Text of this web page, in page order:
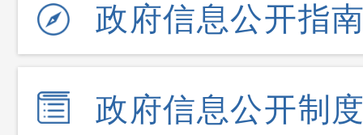
政府信息公开指
政府信息公开制